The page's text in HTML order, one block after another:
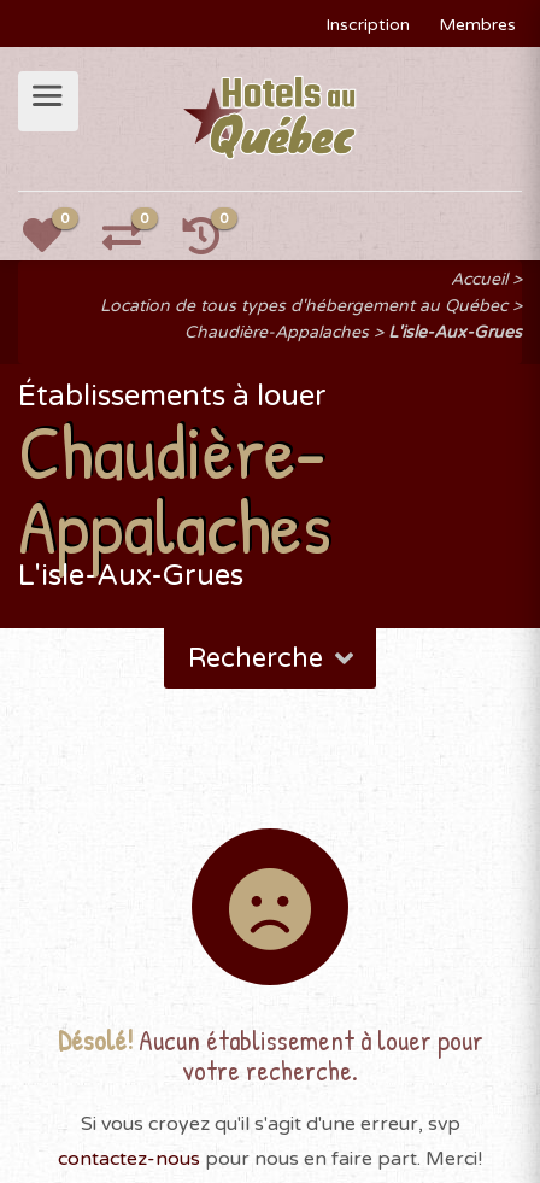
Inscription Membres
0 0 0
Accueil
Location de tous types d'hébergement au Québec
Chaudière-Appalaches
L'isle-Aux-Grues
Établissements à louer
Chaudière-
Appalaches
L'isle-Aux-Grues
Recherche
Désolé!Aucun établissement à louer pour
votre recherche.
Si vous croyez qu'il s'agit d'une erreur, svp
contactez-nous pour nous en faire part. Merci!